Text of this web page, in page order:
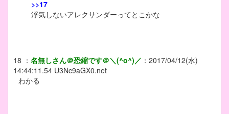
>>17
浮気しないアレクサンダーってとこかな
18 ： 名無しさん＠恐縮です＠＼(^o^)／ ： 2017/04/12(水)
14:44:11.54 U3Nc9aGX0.net
わかる